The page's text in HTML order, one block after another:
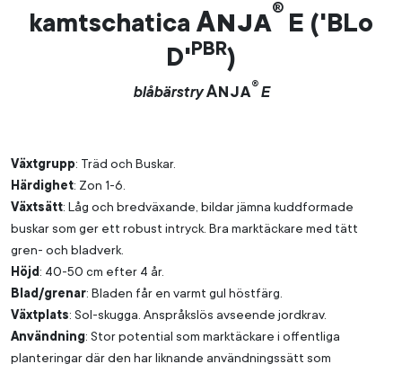
kamtschatica Anja®
E ('BLo
D'PBR)
blåbärstryAnja®
E
Växtgrupp: Träd och Buskar.
Härdighet: Zon 1-6.
Växtsätt: Låg och bredväxande, bildar jämna kuddformade
buskar som ger ett robust intryck. Bra marktäckare med tätt
gren- och bladverk.
Höjd: 40-50 cm efter 4 år.
Blad/grenar: Bladen får en varmt gul höstfärg.
Växtplats: Sol-skugga. Anspråkslös avseende jordkrav.
Användning: Stor potential som marktäckare i offentliga
planteringar där den har liknande användningssätt som